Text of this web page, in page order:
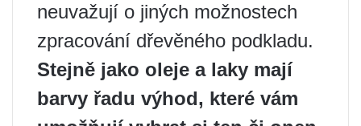
neuvažují o jiných možnostech
zpracování dřevěného podkladu.
Stejně jako oleje a laky mají
barvy řadu výhod, které vám